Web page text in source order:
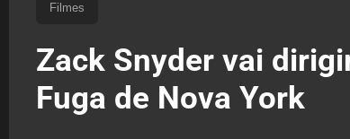
Filmes
Zack Snyder vai
Fuga de Nova York